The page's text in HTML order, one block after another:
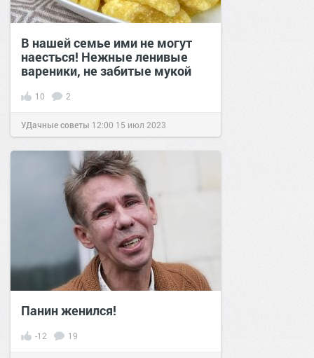
В нашей семье ими не могут
наесться! Нежные ленивые
вареники, не забитые мукой
10 2
УДачные советы 12:00 15 июл 2023
Панин женился!
-12 19